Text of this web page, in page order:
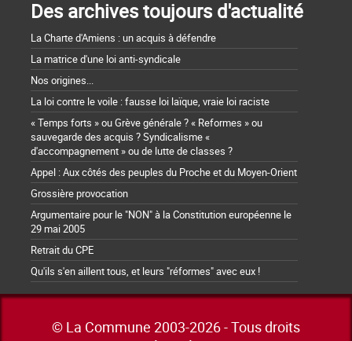
Des archives toujours d'actualité
La Charte d'Amiens : un acquis à défendre
La matrice d'une loi anti-syndicale
Nos origines...
La loi contre le voile : fausse loi laïque, vraie loi raciste
« Temps forts » ou Grève générale ? « Reformes » ou
sauvegarde des acquis ? Syndicalisme «
d'accompagnement » ou de lutte de classes ?
Appel : Aux côtés des peuples du Proche et du Moyen-Orient
Grossière provocation
Argumentaire pour le "NON" à la Constitution européenne le
29 mai 2005
Retrait du CPE
Qu'ils s'en aillent tous, et leurs "réformes" avec eux !
© La Commune 2003-2026 - Tous droits